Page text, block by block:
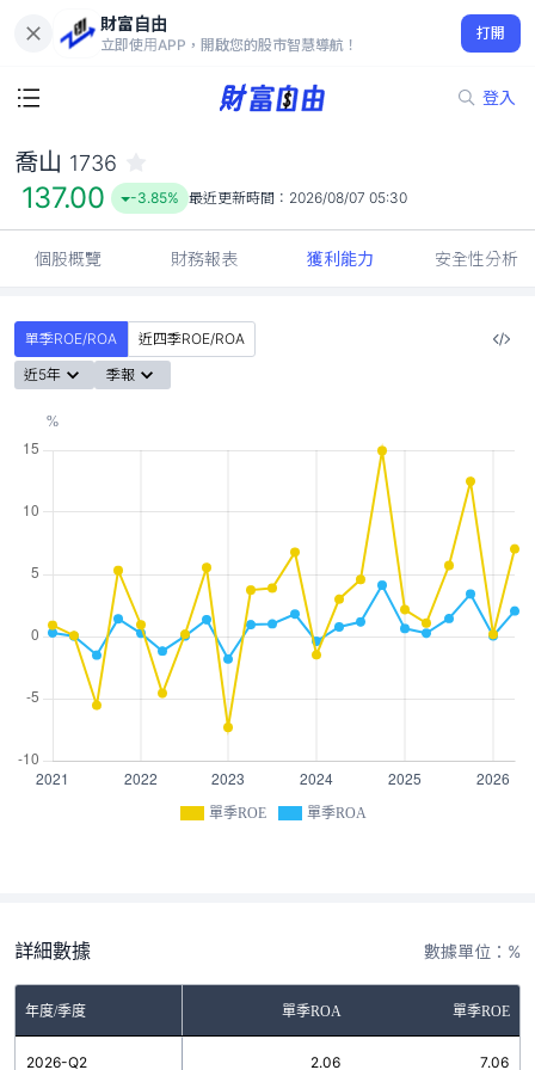
財富自由
立即使用APP，開啟您的股市智慧導航！
打開
登入
137.00
-3.85%
喬山 1736
137.00 -3.85% 最近更新時間： 2026/08/07 05:30
個股概覽 財務報表 獲利能力 安全性分析
單季ROE/ROA
近四季ROE/ROA
近5年
季報
單季ROE 單季ROA
詳細數據 數據單位：%
年度/季度 單季ROA 單季ROE
2026-Q2 2.06 7.06